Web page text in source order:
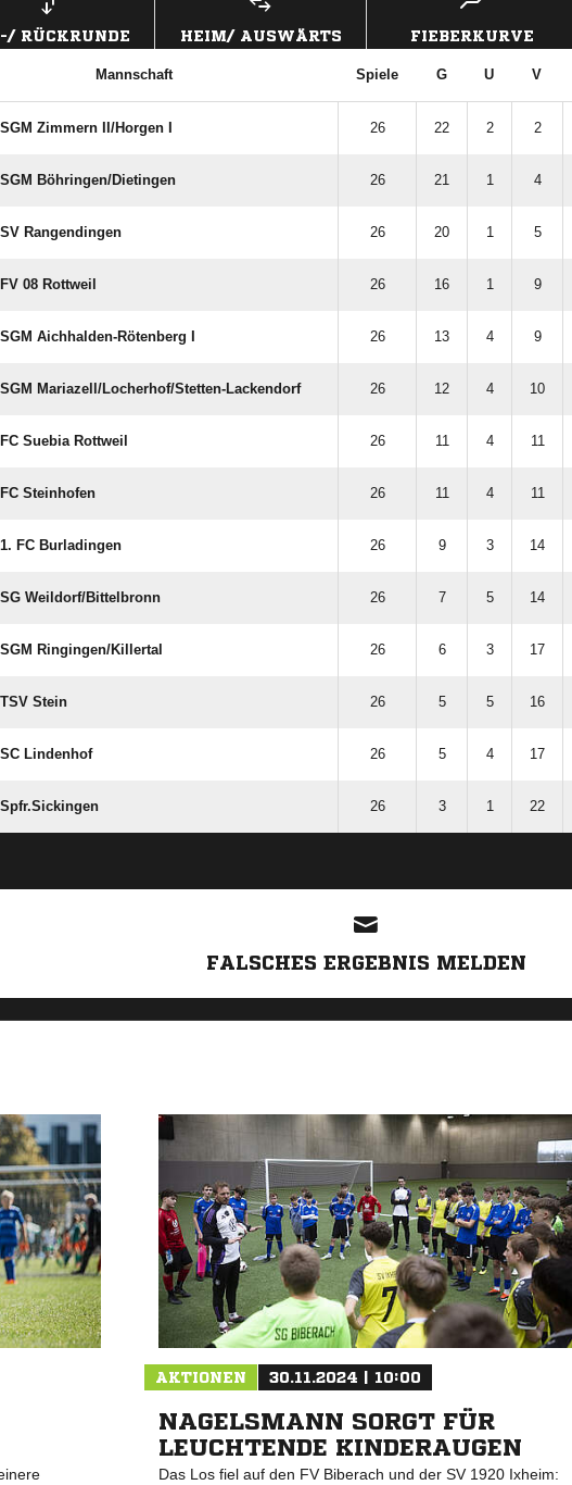
RÜCKRUNDE HEIM/ AUSWÄRTS FIEBERKURVE
Mannschaft Spiele G U V
SGM Zimmern II/​Horgen I 26 22 2 2
SGM Böhringen/​Dietingen 26 21 1 4
SV Rangendingen 26 20 1 5
FV 08 Rottweil 26 16 1 9
SGM Aichhalden-Rötenberg I 26 13 4 9
SGM Mariazell/​Locherhof/​Stetten-Lackendorf 26 12 4 10
FC Suebia Rottweil 26 11 4 11
FC Steinhofen 26 11 4 11
1. FC Burladingen 26 9 3 14
SG Weildorf/​Bittelbronn 26 7 5 14
SGM Ringingen/​Killertal 26 6 3 17
TSV Stein 26 5 5 16
SC Lindenhof 26 5 4 17
Spfr.Sickingen 26 3 1 22
FALSCHES ERGEBNIS MELDEN
AKTIONEN 30.11.2024 | 10:00
NAGELSMANN SORGT FÜR
LEUCHTENDE KINDERAUGEN
Das Los fiel auf den FV Biberach und der SV 1920 Ixheim: